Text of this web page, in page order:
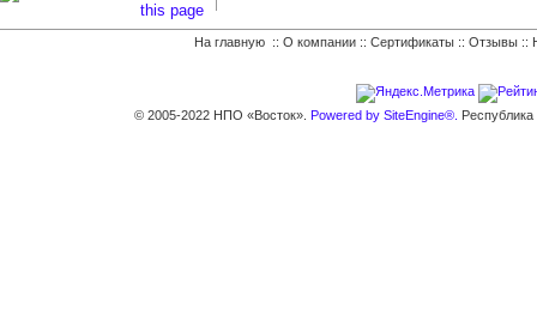
На главную :: О компании :: Сертификаты :: Отзывы ::
© 2005-2022 НПО «Восток». Powered by SiteEngine®.